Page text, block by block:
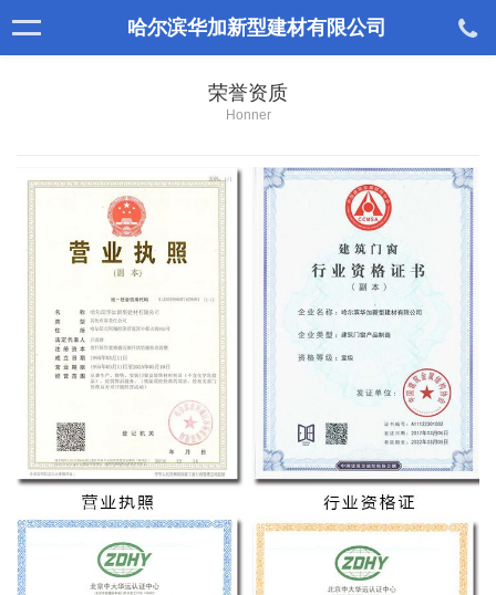
哈尔滨华加新型建材有限公司
荣誉资质
Honner